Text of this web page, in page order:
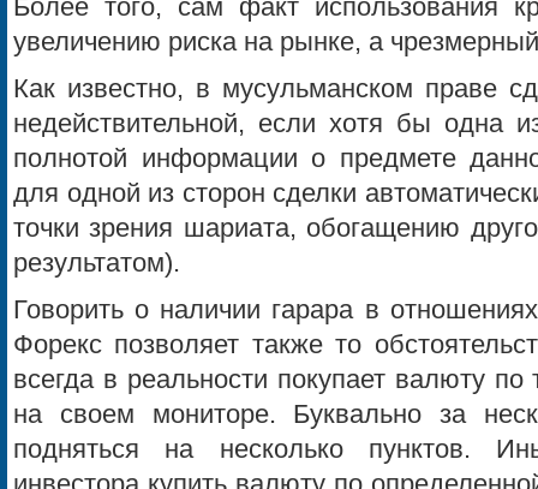
Более того, сам факт использования
увеличению риска на рынке, а
Как известно, в мусульманском праве
недействительной, если хотя бы одна
полнотой информации о предмете
для одной из сторон сделки
точки зрения шариата, обогащению
результатом).
Говорить о наличии гарара в
Форекс позволяет также то
всегда в реальности покупает валюту
на своем мониторе. Буквально за
подняться на несколько пунктов.